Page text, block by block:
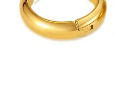
semipretioase
Bijuterii argint placat cu aur
Bijuterii argint cu diverse
Bijuterii de Lux
Bijuterii gotice si rock
Bijuterii Handmade